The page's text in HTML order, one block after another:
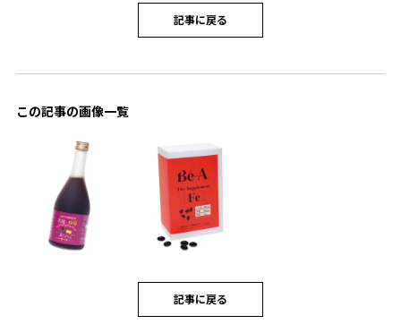
記事に戻る
この記事の画像一覧
記事に戻る